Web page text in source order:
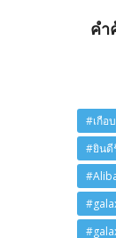
คำ
#เกือ
#ยินดี